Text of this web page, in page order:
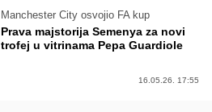
Manchester City osvojio FA kup
Prava majstorija Semenya za novi
trofej u vitrinama Pepa Guardiole
16.05.26. 17:55